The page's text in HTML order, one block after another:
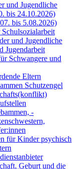
und Jugendliche
bis 24.10.2026)
bis 5.08.2026)
und Jugendliche
Jugendarbeit
Schwangere und
Eltern
Schutzengel
-
für Kinder psychisch
Geburt und die